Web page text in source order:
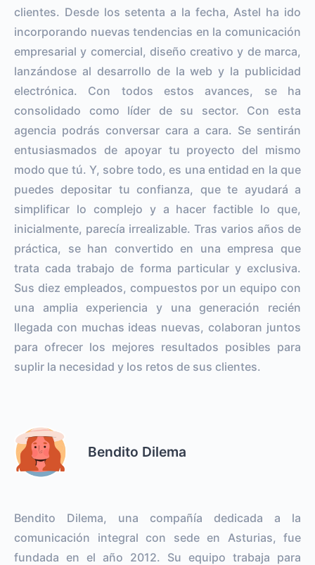
clientes. Desde los setenta a la fecha, Astel ha ido
incorporando nuevas tendencias en la comunicación
empresarial y comercial, diseño creativo y de marca,
lanzándose al desarrollo de la web y la publicidad
electrónica. Con todos estos avances, se ha
consolidado como líder de su sector. Con esta
agencia podrás conversar cara a cara. Se sentirán
entusiasmados de apoyar tu proyecto del mismo
modo que tú. Y, sobre todo, es una entidad en la que
puedes depositar tu confianza, que te ayudará a
simplificar lo complejo y a hacer factible lo que,
inicialmente, parecía irrealizable. Tras varios años de
práctica, se han convertido en una empresa que
trata cada trabajo de forma particular y exclusiva.
Sus diez empleados, compuestos por un equipo con
una amplia experiencia y una generación recién
llegada con muchas ideas nuevas, colaboran juntos
para ofrecer los mejores resultados posibles para
suplir la necesidad y los retos de sus clientes.
Bendito Dilema
Bendito Dilema, una compañía dedicada a la
comunicación integral con sede en Asturias, fue
fundada en el año 2012. Su equipo trabaja para